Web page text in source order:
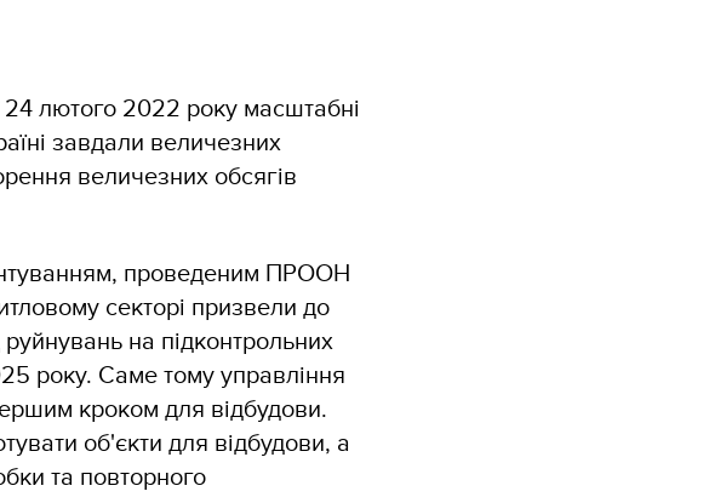
24 лютого 2022 року масштабні
завдали величезних
величезних обсягів
проведеним ПРООН
секторі призвели до
руйнувань на підконтрольних
року. Саме тому управління
кроком для відбудови.
об'єкти для відбудови, а
та повторного